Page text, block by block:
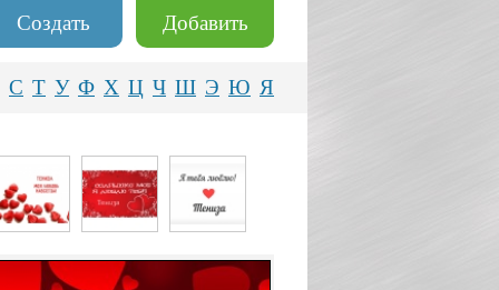
Добавить
Создать
С Т У Ф Х Ц Ч Ш Э Ю Я